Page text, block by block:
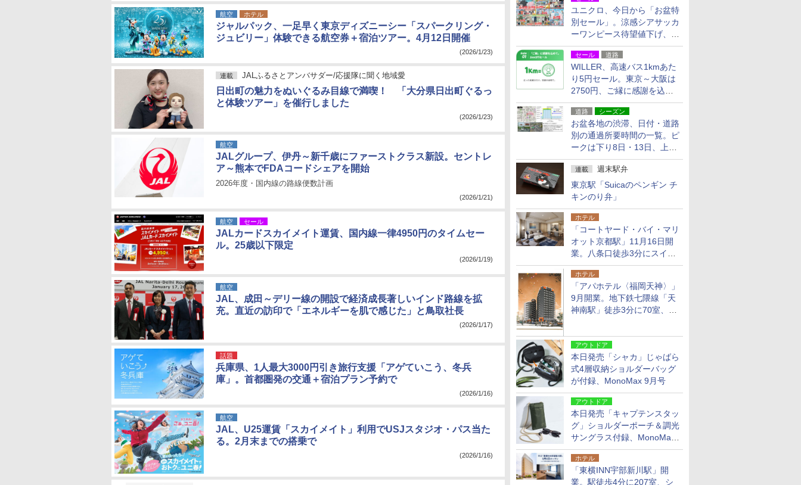
ユニクロ、今日から「お盆特
別セール」。涼感シアサッカ
ーワンピース待望値下げ、撥
水ギアショーツは1990円に
セール 道路
WILLER、高速バス1kmあた
り5円セール。東京～大阪は
2750円、ご縁に感謝を込め
た20周年記念キャンペーン
道路 シーズン
お盆各地の渋滞、日付・道路
別の通過所要時間の一覧。ピ
ークは下り8日・13日、上り
14日・15日
連載 週末駅弁
東京駅「Suicaのペンギン チ
キンのり弁」
ホテル
「コートヤード・バイ・マリ
オット京都駅」11月16日開
業。八条口徒歩3分にスイー
ト含む全270室、ダイニング
も併設
ホテル
「アパホテル〈福岡天神〉」
9月開業。地下鉄七隈線「天
神南駅」徒歩3分に70室、エ
アウトドア
本日発売「シャカ」じゃばら
式4層収納ショルダーバッグ
が付録、MonoMax 9月号
アウトドア
本日発売「キャプテンスタッ
グ」ショルダーポーチ＆調光
サングラス付録、MonoMax
9月号増刊
ホテル
「東横INN宇部新川駅」開
業。駅徒歩4分に207室、シ
航空 ホテル
ジャルパック、一足早く東京ディズニーシー「スパークリング・
ジュビリー」体験できる航空券＋宿泊ツアー。4月12日開催
(2026/1/23)
連載 JALふるさとアンバサダー/応援隊に聞く地域愛
日出町の魅力をぬいぐるみ目線で満喫！ 「大分県日出町ぐるっ
と体験ツアー」を催行しました
(2026/1/23)
航空
JALグループ、伊丹～新千歳にファーストクラス新設。セントレ
ア～熊本でFDAコードシェアを開始
2026年度・国内線の路線便数計画
(2026/1/21)
航空 セール
JALカードスカイメイト運賃、国内線一律4950円のタイムセー
ル。25歳以下限定
(2026/1/19)
航空
JAL、成田～デリー線の開設で経済成長著しいインド路線を拡
充。直近の訪印で「エネルギーを肌で感じた」と鳥取社長
(2026/1/17)
話題
兵庫県、1人最大3000円引き旅行支援「アゲていこう、冬兵
庫」。首都圏発の交通＋宿泊プラン予約で
(2026/1/16)
航空
JAL、U25運賃「スカイメイト」利用でUSJスタジオ・パス当た
る。2月末までの搭乗で
(2026/1/16)